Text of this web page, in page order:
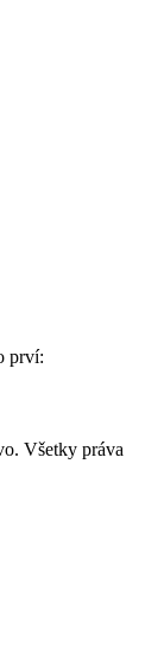
prví:
Všetky práva